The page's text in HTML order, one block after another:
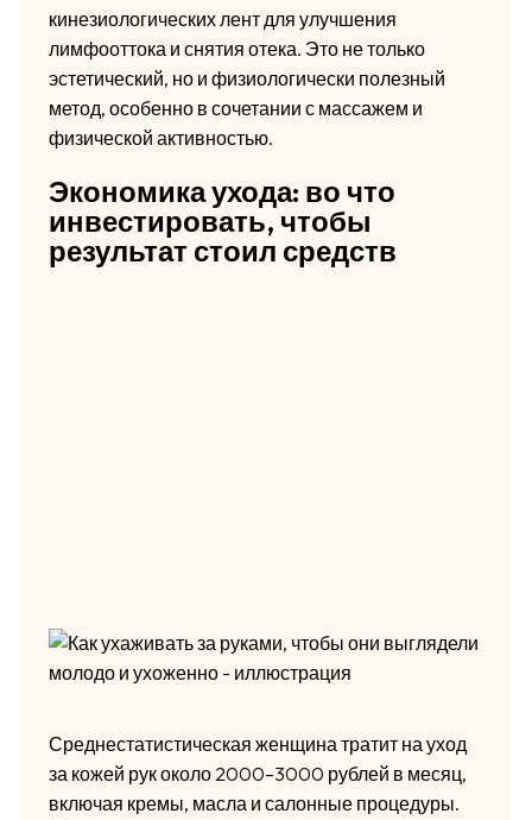
кинезиологических лент для улучшения
лимфооттока и снятия отека. Это не только
эстетический, но и физиологически полезный
метод, особенно в сочетании с массажем и
физической активностью.
Экономика ухода: во что
инвестировать, чтобы
результат стоил средств
Среднестатистическая женщина тратит на уход
за кожей рук около 2000–3000 рублей в месяц,
включая кремы, масла и салонные процедуры.